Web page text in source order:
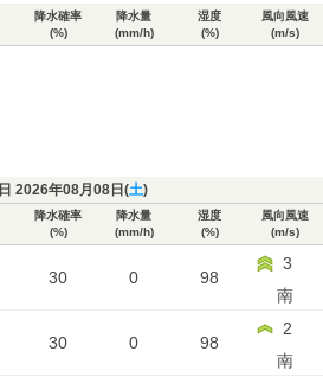
降水確率
(%)
降水量
(mm/h)
湿度
(%)
風向風速
(m/s)
2026年08月08日(土)
降水確率
(%)
降水量
(mm/h)
湿度
(%)
風向風速
(m/s)
30 0 98
3
南
30 0 98
2
南